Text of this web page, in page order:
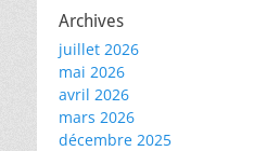
Archives
juillet 2026
mai 2026
avril 2026
mars 2026
décembre 2025